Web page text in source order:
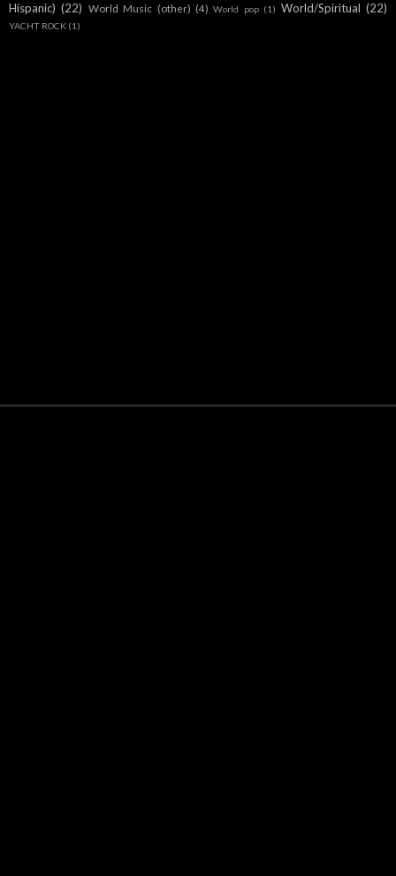
Hispanic) (22) World Music (other) (4) World pop (1) World/Spiritual (22)
YACHT ROCK (1)